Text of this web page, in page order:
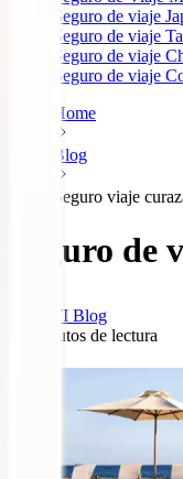
Seguro de viaje
Seguro de viaje
Seguro de viaje
Seguro de viaje
Home
Blog
Seguro viaje
Seguro
IATI Blog
minutos de lectura